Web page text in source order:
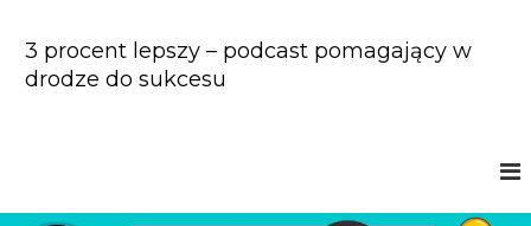
n
3 procent lepszy – podcast pomagający w
drodze do sukcesu